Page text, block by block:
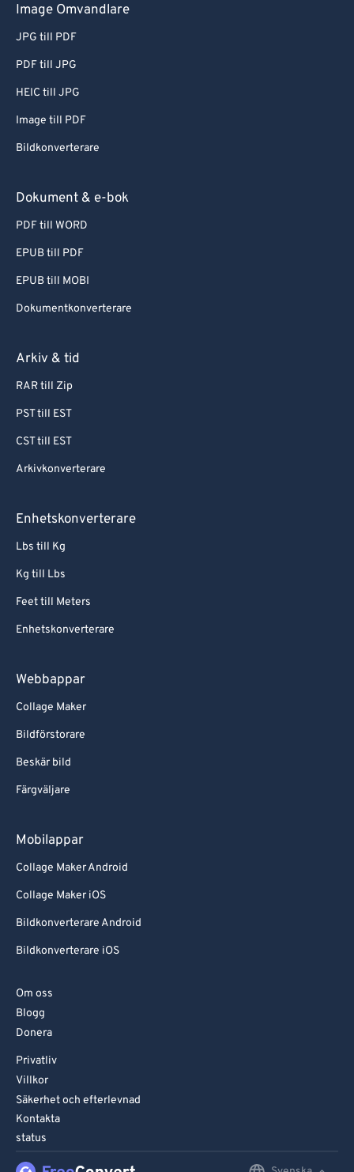
Image Omvandlare
JPG till PDF
PDF till JPG
HEIC till JPG
Image till PDF
Bildkonverterare
Dokument & e-bok
PDF till WORD
EPUB till PDF
EPUB till MOBI
Dokumentkonverterare
Arkiv & tid
RAR till Zip
PST till EST
CST till EST
Arkivkonverterare
Enhetskonverterare
Lbs till Kg
Kg till Lbs
Feet till Meters
Enhetskonverterare
Webbappar
Collage Maker
Bildförstorare
Beskär bild
Färgväljare
Mobilappar
Collage Maker Android
Collage Maker iOS
Bildkonverterare Android
Bildkonverterare iOS
Om oss
Blogg
Donera
Privatliv
Villkor
Säkerhet och efterlevnad
Kontakta
status